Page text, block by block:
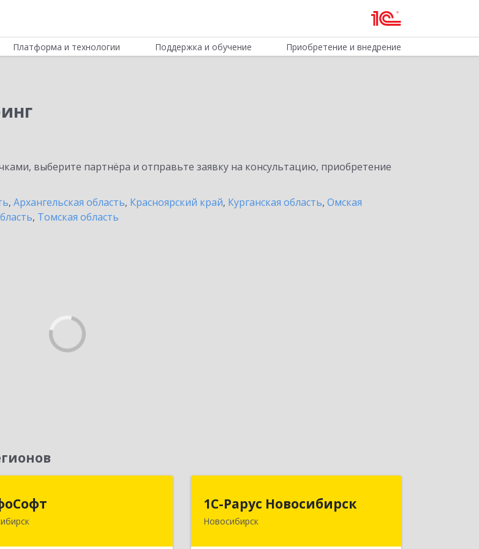
Платформа и технологии Поддержка и обучение Приобретение и внедрение
выберите партнёра и отправьте заявку на консультацию, приобретение
, Архангельская область, Красноярский край, Курганская область, Омская
, Томская область
630091, Новосибирская обл,
1С-Рарус Новосибирск
Новосибирск
1С-Рарус Новосибирск
630015, Новосибирская обл,